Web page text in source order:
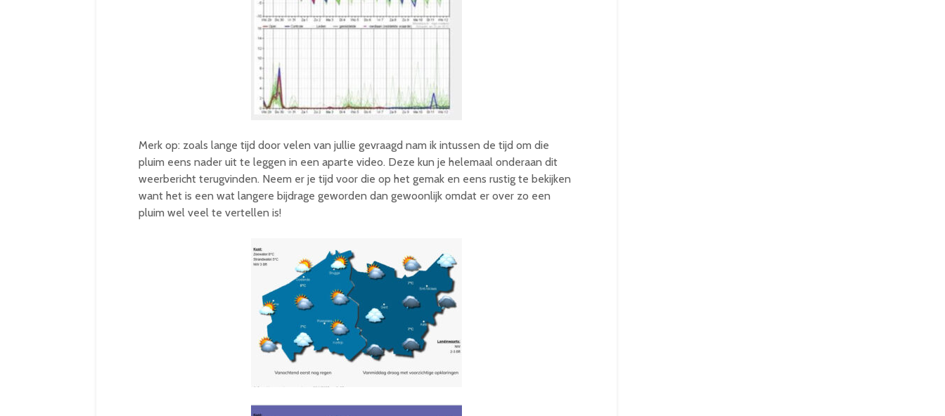
Merk op: zoals lange tijd door velen van jullie gevraagd nam ik intussen de tijd om die
pluim eens nader uit te leggen in een aparte video. Deze kun je helemaal onderaan dit
weerbericht terugvinden. Neem er je tijd voor die op het gemak en eens rustig te bekijken
want het is een wat langere bijdrage geworden dan gewoonlijk omdat er over zo een
pluim wel veel te vertellen is!